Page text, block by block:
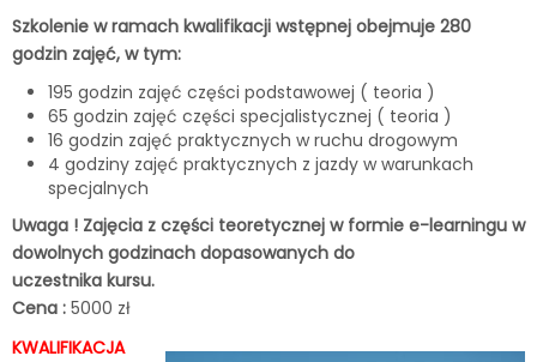
Szkolenie w ramach kwalifikacji wstępnej obejmuje 280
godzin zajęć, w tym:
195 godzin zajęć części podstawowej ( teoria )
65 godzin zajęć części specjalistycznej ( teoria )
16 godzin zajęć praktycznych w ruchu drogowym
4 godziny zajęć praktycznych z jazdy w warunkach
specjalnych
Uwaga ! Zajęcia z części teoretycznej w formie e-learningu w
dowolnych godzinach dopasowanych do
uczestnika kursu.
Cena : 5000 zł
KWALIFIKACJA